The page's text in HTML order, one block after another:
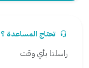
تحتاج المساعدة ؟
راسلنا بأي وقت